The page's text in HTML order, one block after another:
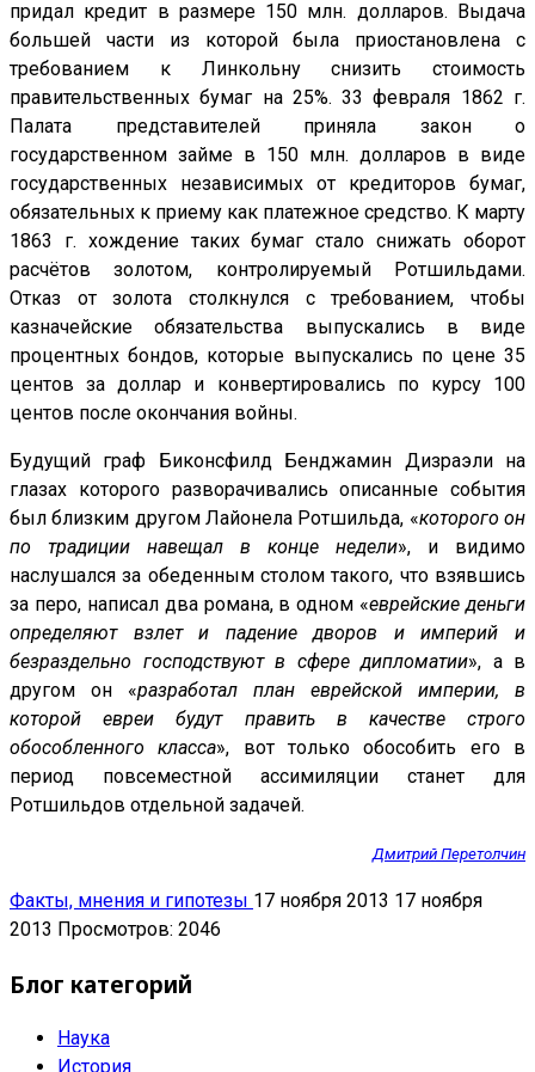
придал кредит в размере 150 млн. долларов. Выдача
большей части из которой была приостановлена с
требованием к Линкольну снизить стоимость
правительственных бумаг на 25%. 33 февраля 1862 г.
Палата представителей приняла закон о
государственном займе в 150 млн. долларов в виде
государственных независимых от кредиторов бумаг,
обязательных к приему как платежное средство. К марту
1863 г. хождение таких бумаг стало снижать оборот
расчётов золотом, контролируемый Ротшильдами.
Отказ от золота столкнулся с требованием, чтобы
казначейские обязательства выпускались в виде
процентных бондов, которые выпускались по цене 35
центов за доллар и конвертировались по курсу 100
центов после окончания войны.
Будущий граф Биконсфилд Бенджамин Дизраэли на
глазах которого разворачивались описанные события
был близким другом Лайонела Ротшильда, «которого он
по традиции навещал в конце недели», и видимо
наслушался за обеденным столом такого, что взявшись
за перо, написал два романа, в одном «еврейские деньги
определяют взлет и падение дворов и империй и
безраздельно господствуют в сфере дипломатии», а в
другом он «разработал план еврейской империи, в
которой евреи будут править в качестве строго
обособленного класса», вот только обособить его в
период повсеместной ассимиляции станет для
Ротшильдов отдельной задачей.
Дмитрий Перетолчин
Факты, мнения и гипотезы 17 ноября 2013 17 ноября
2013 Просмотров: 2046
Блог категорий
Наука
История